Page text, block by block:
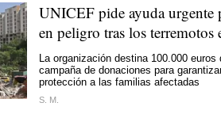
UNICEF pide ayuda urgente
en peligro tras los terremotos
La organización destina 100.000
campaña de donaciones para
protección a las familias afectadas
S. M.